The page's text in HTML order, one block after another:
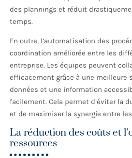
des plannings et réduit
temps.
En outre, l’automatisation des
coordination améliorée entre les
entreprise. Les équipes peuvent
efficacement grâce à une meilleure
données et une information
facilement. Cela permet d’éviter la
et de maximiser la synergie entre
La réduction des coûts et
ressources